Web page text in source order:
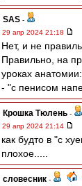
SAS -
29 апр 2024 21:18
Нет, и не
Правильно, на
уроках анатомии:
- "с пенисом
Крошка Тюлень -
29 апр 2024 21:14
как будто в "с
плохое.....
словесник -